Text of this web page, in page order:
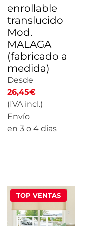
enrollable
translucido
Mod.
MALAGA
(fabricado a
medida)
Desde
26,45€
(IVA incl.)
Envío
en 3 o 4 dias
TOP VENTAS